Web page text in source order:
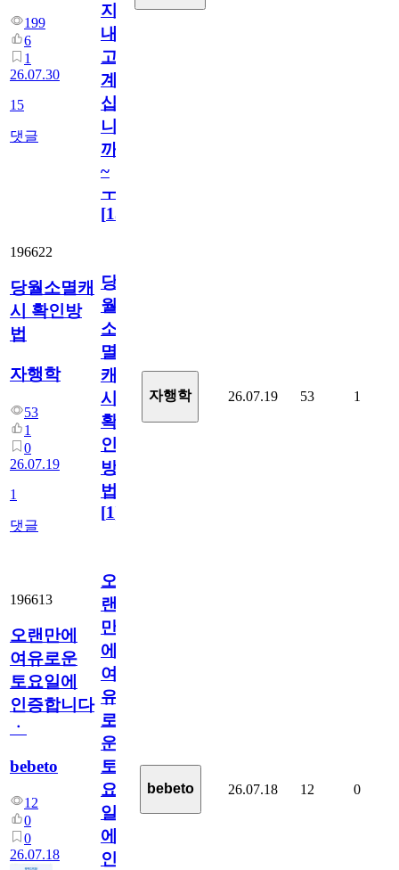
199
6
1
26.07.30
15
댓글
지
내
고
계
십
니
까
~
ㅜ
[15
196622
당월소멸캐
시 확인방
법
자행학
53
1
0
26.07.19
1
댓글
당
월
소
멸
캐
시
확
인
방
법
[1]
자행학 26.07.19 53 1
196613
오랜만에
여유로운
토요일에
인증합니다
ㆍ
bebeto
12
0
0
26.07.18
오
랜
만
에
여
유
로
운
토
요
일
에
인
bebeto 26.07.18 12 0